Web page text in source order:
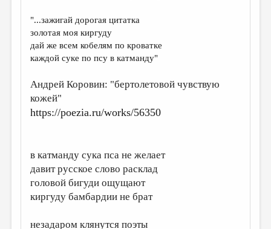
ОТДЕЛЫ И РУБРИКИ
ИЗБРАННОЕ
ПРОИЗВЕДЕНИЯ
ПЕРЕВОДЫ
ДЕТСКАЯ КОМНАТА
КНИЖНАЯ ПОЛКА
ОБЗОР ЛИТЕРАТУРЫ
"...зажигай дорогая цитатка
золотая моя киргуду
дай же всем кобелям по кроватке
каждой суке по псу в катманду"
Андрей Коровин: "бертолетовой чувствую
кожей"
https://poezia.ru/works/56350
в катманду сука пса не желает
давит русское слово расклад
головой бигуди ощущают
киргуду бамбардии не брат
незадаром клянутся поэты